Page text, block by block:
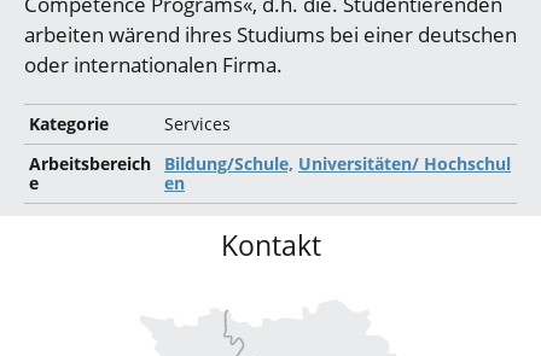
arbeiten wärend ihres Studiums bei einer deutschen
oder internationalen Firma.
Kategorie
Services
Arbeitsbereich
e
Bildung/Schule, Universitäten/ Hochschul
en
Kontakt